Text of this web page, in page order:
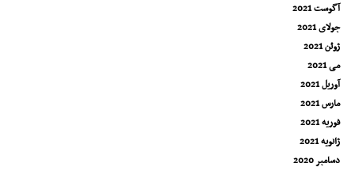
آگوست 2021
جولای 2021
ژوئن 2021
می 2021
آوریل 2021
مارس 2021
فوریه 2021
ژانویه 2021
دسامبر 2020